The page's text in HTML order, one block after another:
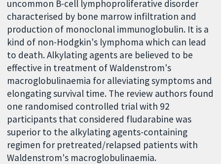
uncommon B-cell lymphoproliferative disorder
characterised by bone marrow infiltration and
production of monoclonal immunoglobulin. It is a
kind of non-Hodgkin's lymphoma which can lead
to death. Alkylating agents are believed to be
effective in treatment of Waldenstrom's
macroglobulinaemia for alleviating symptoms and
elongating survival time. The review authors found
one randomised controlled trial with 92
participants that considered fludarabine was
superior to the alkylating agents-containing
regimen for pretreated/relapsed patients with
Waldenstrom's macroglobulinaemia.